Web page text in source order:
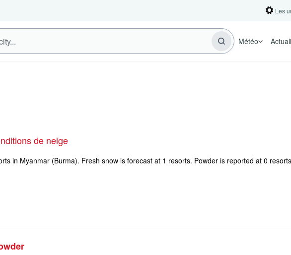
Les
Météo
de neige
in Myanmar (Burma). Fresh snow is forecast at 1 resorts. Powder is reported at 0